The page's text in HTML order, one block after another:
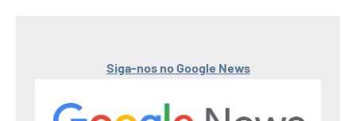
Siga-nos no Google News